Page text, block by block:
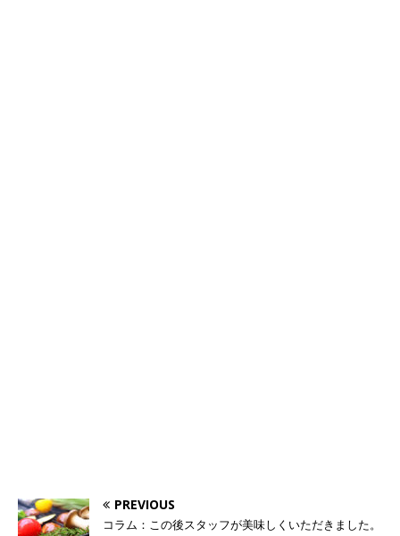
PREVIOUS
コラム：この後スタッフが美味しくいただきました。